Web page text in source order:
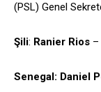
(PSL) Genel
Şili: Ranier Rios –
Senegal: Daniel